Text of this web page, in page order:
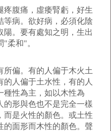
疼腹痛，虛痿腎虧，好生
等病。欲好病，必須化陰
陽。要有處知之明，生出
柔和"。
所偏。有的人偏于木火土
人偏于土水性，有的人
種性為主，如以木性為
的形與色也不是完全一樣
而是火性的顏色。或土性
的面形而木性的顏色。聲